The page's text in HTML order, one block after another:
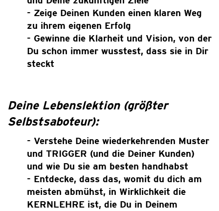
- Zeige Deinen Kunden einen klaren Weg
zu ihrem eigenen Erfolg
- Gewinne die Klarheit und Vision, von der
Du schon immer wusstest, dass sie in Dir
steckt
Deine Lebenslektion (größter
Selbstsaboteur):
- Verstehe Deine wiederkehrenden Muster
und TRIGGER (und die Deiner Kunden)
und wie Du sie am besten handhabst
- Entdecke, dass das, womit du dich am
meisten abmühst, in Wirklichkeit die
KERNLEHRE ist, die Du in Deinem